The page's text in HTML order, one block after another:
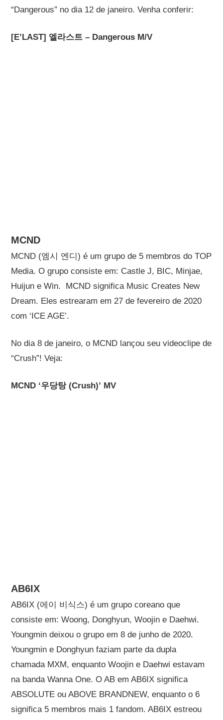
“Dangerous” no dia 12 de janeiro. Venha conferir:
[E’LAST] 엘라스트 – Dangerous M/V
MCND
MCND (엠시 엔디) é um grupo de 5 membros do TOP
Media. O grupo consiste em: Castle J, BIC, Minjae,
Huijun e Win. MCND significa Music Creates New
Dream. Eles estrearam em 27 de fevereiro de 2020
com ‘ICE AGE’.
No dia 8 de janeiro, o MCND lançou seu videoclipe de
“Crush”! Veja:
MCND ‘우당탕 (Crush)’ MV
AB6IX
AB6IX (에이 비식스) é um grupo coreano que
consiste em: Woong, Donghyun, Woojin e Daehwi.
Youngmin deixou o grupo em 8 de junho de 2020.
Youngmin e Donghyun faziam parte da dupla
chamada MXM, enquanto Woojin e Daehwi estavam
na banda Wanna One. O AB em AB6IX significa
ABSOLUTE ou ABOVE BRANDNEW, enquanto o 6
significa 5 membros mais 1 fandom. AB6IX estreou